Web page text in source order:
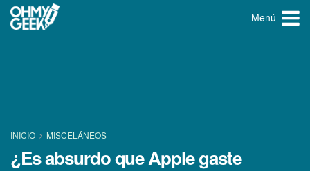
Menú
INICIO MISCELÁNEOS
¿Es absurdo que Apple gaste